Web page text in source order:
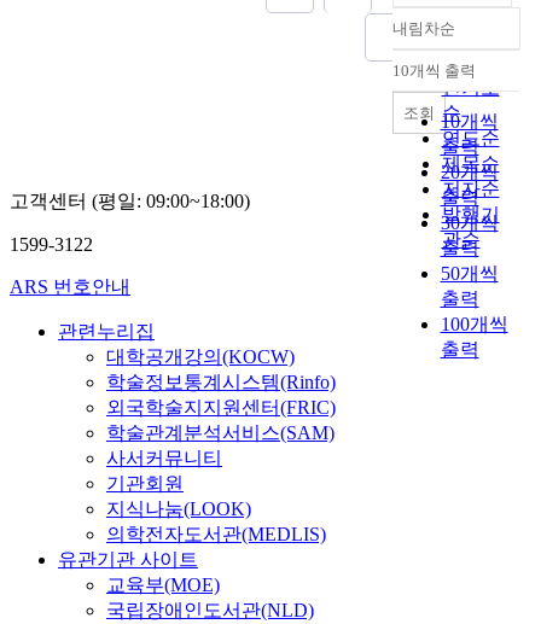
정확도
순
인기도
순
연도순
제목순
저자순
발행기
관순
내림차순
내림차순
10개씩 출력
10개씩
출력
20개씩
출력
30개씩
출력
50개씩
출력
100개씩
출력
조회
고객센터 (평일: 09:00~18:00)
1599-3122
ARS 번호안내
관련누리집
대학공개강의(KOCW)
학술정보통계시스템(Rinfo)
외국학술지지원센터(FRIC)
학술관계분석서비스(SAM)
사서커뮤니티
기관회원
지식나눔(LOOK)
의학전자도서관(MEDLIS)
유관기관 사이트
교육부(MOE)
국립장애인도서관(NLD)